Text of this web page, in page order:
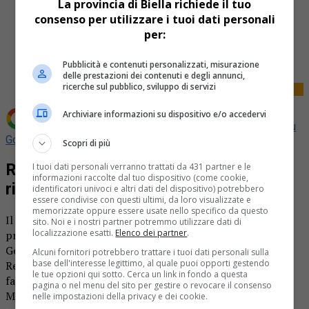
Aggiungi La Provincia di Biella come
Fonte preferita su
Google
Regione Piemonte approvata la
richiesta di una maggiore autonomia
Il consiglio regionale del Piemonte ha approvato il
provvedimento con il quale la giunta tratterà con il
Governo la richiesta di una “autonomia rafforzata” per la
Regione. Il provvedimento è stato approvato con in voti
favorevoli della maggioranza di centrodestra, di PD e
Moderati. I consiglieri del Movimento 5 Stelle non hanno
La provincia di Biella richiede il tuo
consenso per utilizzare i tuoi dati personali
per:
Pubblicità e contenuti personalizzati, misurazione
delle prestazioni dei contenuti e degli annunci,
ricerche sul pubblico, sviluppo di servizi
Archiviare informazioni su dispositivo e/o accedervi
Scopri di più
I tuoi dati personali verranno trattati da 431 partner e le
informazioni raccolte dal tuo dispositivo (come cookie,
identificatori univoci e altri dati del dispositivo) potrebbero
essere condivise con questi ultimi, da loro visualizzate e
memorizzate oppure essere usate nello specifico da questo
sito. Noi e i nostri partner potremmo utilizzare dati di
localizzazione esatti. Elenco dei partner.
Alcuni fornitori potrebbero trattare i tuoi dati personali sulla
base dell'interesse legittimo, al quale puoi opporti gestendo
le tue opzioni qui sotto. Cerca un link in fondo a questa
pagina o nel menu del sito per gestire o revocare il consenso
nelle impostazioni della privacy e dei cookie.